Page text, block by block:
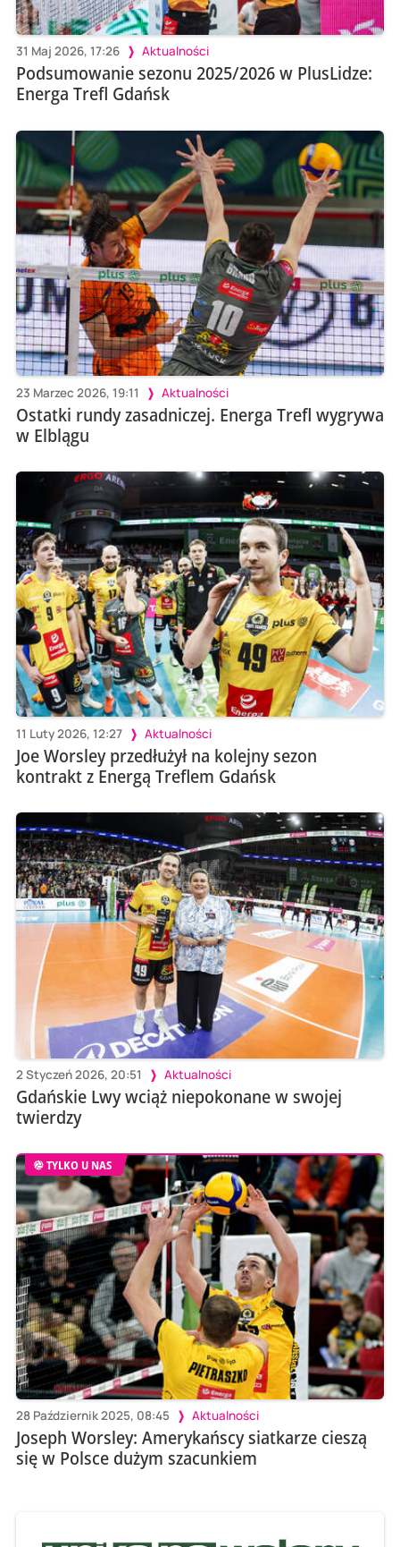
31 Maj 2026, 17:26 Aktualności
Podsumowanie sezonu 2025/2026 w PlusLidze:
Energa Trefl Gdańsk
23 Marzec 2026, 19:11 Aktualności
Ostatki rundy zasadniczej. Energa Trefl wygrywa
w Elblągu
11 Luty 2026, 12:27 Aktualności
Joe Worsley przedłużył na kolejny sezon
kontrakt z Energą Treflem Gdańsk
2 Styczeń 2026, 20:51 Aktualności
Gdańskie Lwy wciąż niepokonane w swojej
twierdzy
TYLKO U NAS
28 Październik 2025, 08:45 Aktualności
Joseph Worsley: Amerykańscy siatkarze cieszą
się w Polsce dużym szacunkiem